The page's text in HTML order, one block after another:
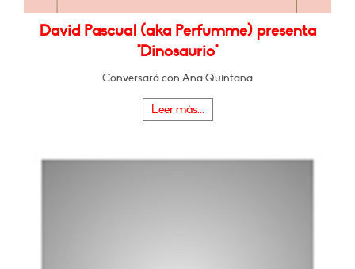
David Pascual (aka Perfumme) presenta
"Dinosaurio"
Conversará con Ana Quintana
Leer más...